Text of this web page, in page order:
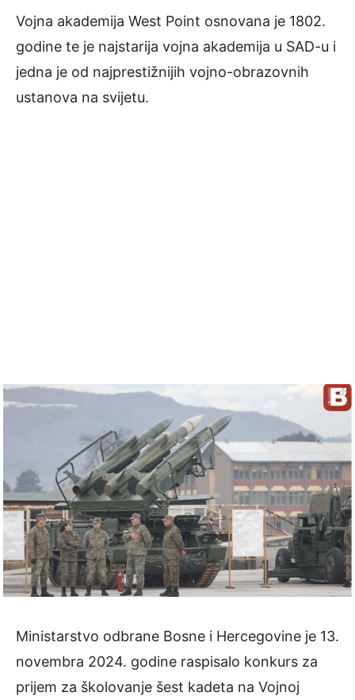
Vojna akademija West Point osnovana je 1802.
godine te je najstarija vojna akademija u SAD-u i
jedna je od najprestižnijih vojno-obrazovnih
ustanova na svijetu.
Ministarstvo odbrane Bosne i Hercegovine je 13.
novembra 2024. godine raspisalo konkurs za
prijem za školovanje šest kadeta na Vojnoj